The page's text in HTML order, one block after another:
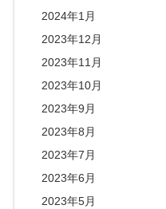
2024年1月
2023年12月
2023年11月
2023年10月
2023年9月
2023年8月
2023年7月
2023年6月
2023年5月